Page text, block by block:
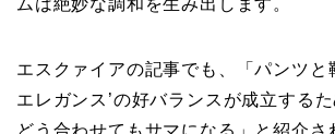
エスクァイアの記事でも、「パンツと
エレガンス’の好バランスが成立する
どう合わせてもサマになる」と紹介さ